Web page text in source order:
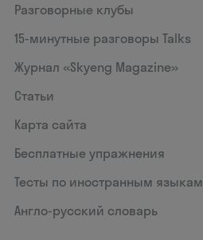
Разговорные клубы
15‑минутные разговоры Talks
Журнал «Skyeng Magazine»
Статьи
Карта сайта
Бесплатные упражнения
Тесты по иностранным языкам
Англо-русский словарь